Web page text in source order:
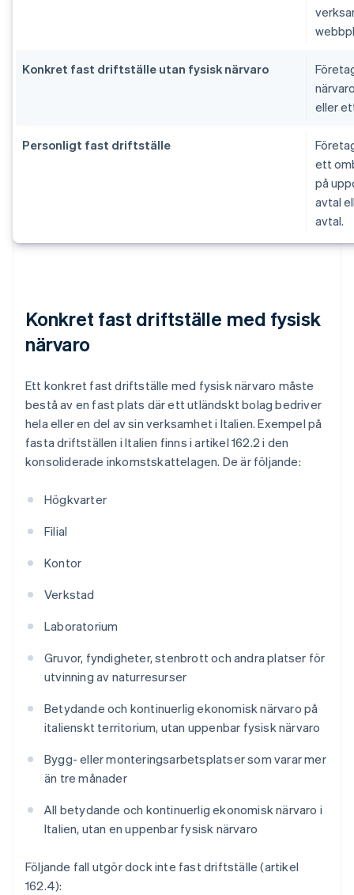
Konkret fast driftställe utan fysisk närvaro
eller
Personligt fast driftställe
ett
på
avtal
avtal.
Konkret fast driftställe med fysisk
närvaro
Ett konkret fast driftställe med fysisk närvaro måste
bestå av en fast plats där ett utländskt bolag bedriver
hela eller en del av sin verksamhet i Italien. Exempel på
fasta driftställen i Italien finns i artikel 162.2 i den
konsoliderade inkomstskattelagen. De är följande:
Högkvarter
Filial
Kontor
Verkstad
Laboratorium
Gruvor, fyndigheter, stenbrott och andra platser för
utvinning av naturresurser
Betydande och kontinuerlig ekonomisk närvaro på
italienskt territorium, utan uppenbar fysisk närvaro
Bygg- eller monteringsarbetsplatser som varar mer
än tre månader
All betydande och kontinuerlig ekonomisk närvaro i
Italien, utan en uppenbar fysisk närvaro
Följande fall utgör dock inte fast driftställe (artikel
162.4):